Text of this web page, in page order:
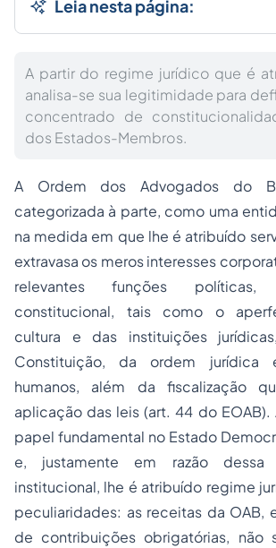
Leia nesta página:
A partir do regime jurídico que é
analisa-se sua legitimidade para
concentrado de
dos Estados-Membros.
A Ordem dos Advogados do
categorizada à parte, como uma
na medida em que lhe é atribuído
extravasa os meros interesses
relevantes funções
constitucional, tais como o
cultura e das instituições
Constituição, da ordem jurídica
humanos, além da fiscalização
aplicação das leis (art. 44 do
papel fundamental no Estado
e, justamente em razão dessa
institucional, lhe é atribuído regime
peculiaridades: as receitas da OAB,
de contribuições obrigatórias, não